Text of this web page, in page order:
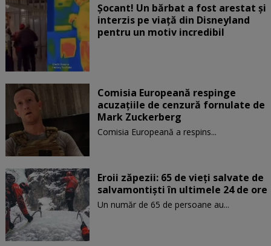
Șocant! Un bărbat a fost arestat și
interzis pe viață din Disneyland
pentru un motiv incredibil
Comisia Europeană respinge
acuzaţiile de cenzură fornulate de
Mark Zuckerberg
Comisia Europeană a respins...
Eroii zăpezii: 65 de vieți salvate de
salvamontiști în ultimele 24 de ore
Un număr de 65 de persoane au...